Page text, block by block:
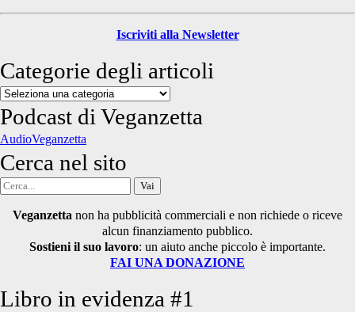
Iscriviti alla Newsletter
Categorie degli articoli
Categorie
degli
articoli
Podcast di Veganzetta
AudioVeganzetta
Cerca nel sito
Cerca
Veganzetta non ha pubblicità commerciali e non richiede o riceve
alcun finanziamento pubblico.
Sostieni il suo lavoro: un aiuto anche piccolo è importante.
FAI UNA DONAZIONE
Libro in evidenza #1